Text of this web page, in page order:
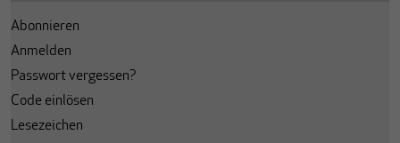
Abonnieren
Anmelden
Passwort vergessen?
Code einlösen
Lesezeichen